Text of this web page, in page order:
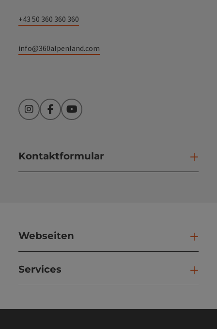
+43 50 360 360 360
info@360alpenland.com
InstagramFacebookYouTube
Kontaktformular
Webseiten
Services